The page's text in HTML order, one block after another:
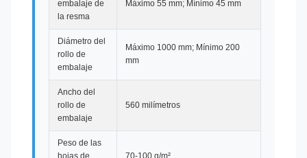
embalaje de
la resma
Máximo 55 mm; Mínimo 45 mm
Diámetro del
rollo de
embalaje
Máximo 1000 mm; Mínimo 200
mm
Ancho del
rollo de
embalaje
560 milímetros
Peso de las
hojas de
70-100 g/m²